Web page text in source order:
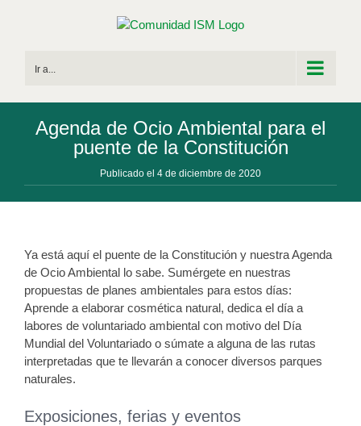
Ir a...
Agenda de Ocio Ambiental para el
puente de la Constitución
Publicado el 4 de diciembre de 2020
Ya está aquí el puente de la Constitución y nuestra Agenda
de Ocio Ambiental lo sabe. Sumérgete en nuestras
propuestas de planes ambientales para estos días:
Aprende a elaborar cosmética natural, dedica el día a
labores de voluntariado ambiental con motivo del Día
Mundial del Voluntariado o súmate a alguna de las rutas
interpretadas que te llevarán a conocer diversos parques
naturales.
Exposiciones, ferias y eventos